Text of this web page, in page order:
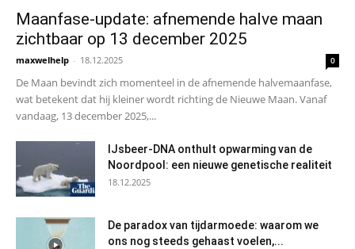
Maanfase-update: afnemende halve maan
zichtbaar op 13 december 2025
maxwelhelp - 18.12.2025 0
De Maan bevindt zich momenteel in de afnemende halvemaanfase,
wat betekent dat hij kleiner wordt richting de Nieuwe Maan. Vanaf
vandaag, 13 december 2025,...
IJsbeer-DNA onthult opwarming van de
Noordpool: een nieuwe genetische realiteit
18.12.2025
De paradox van tijdarmoede: waarom we
ons nog steeds gehaast voelen,...